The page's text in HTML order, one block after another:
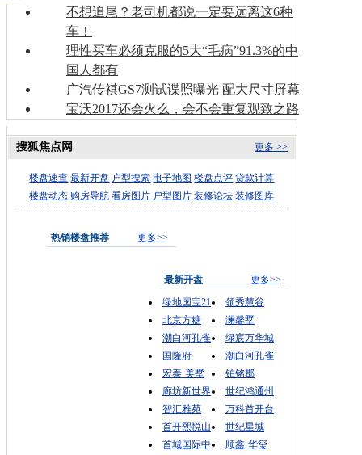
不想追尾？老司机都说一定要远离这6种
车！
理性买车必须克服的5大“毛病”91.3%的中
国人都有
广汽传祺GS7测试谍照曝光 配大尺寸屏幕
宝沃2017还会火么，会不会重复观致之路
更多 >>
搜狐焦点网
楼盘速查 最新开盘 户型搜索 电子地图 楼盘点评 贷款计算
楼盘动态 购房导航 看房图片 户型图片 装修论坛 装修图库
热销楼盘推荐 更多>>
最新开盘
更多>>
绿地国宝21
领秀慧谷
北京方糖
澜馨墅
潮白河孔雀
绿宸万华城
国隆府
潮白河孔雀
宏泰·美墅
铂铭郡
廊坊新世界
世纪鸿通州
智汇雅苑
万科首开台
首开熙悦山
世纪星城
首城国际中
顺鑫·华玺